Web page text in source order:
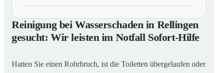
01Reinigung bei Wasserschaden in Rellingen gesucht:
Wir leisten im Notfall Sofort-Hilfe
Reinigung bei Wasserschaden in Rellingen
gesucht: Wir leisten im Notfall Sofort-Hilfe
Hatten Sie einen Rohrbruch, ist die Toiletten übergelaufen oder